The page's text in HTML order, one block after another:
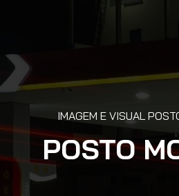
IMAGEM E VISUAL
POSTO